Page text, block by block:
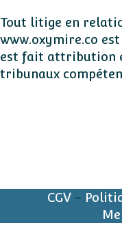
Tout litige en
www.oxymire.co
est fait attribution
tribunaux
CGV -